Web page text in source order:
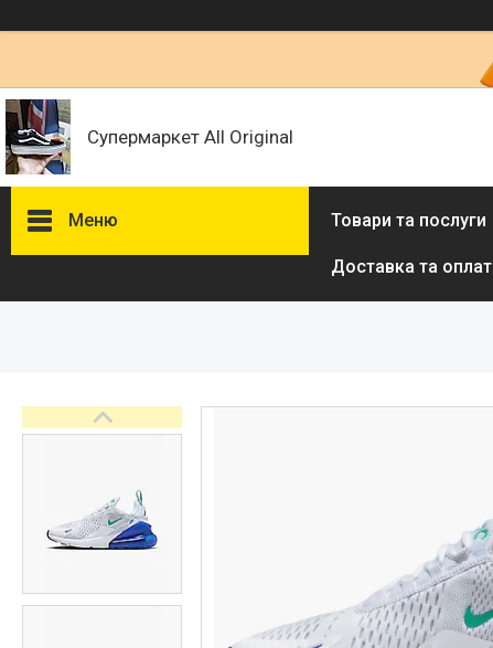
Супермаркет All Original
Меню Товари та послуги
Доставка та